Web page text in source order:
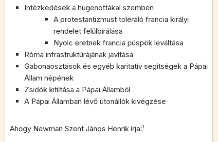
Intézkedések a hugenottákal szemben
A protestantizmust toleráló francia királyi
rendelet felülbírálása
Nyolc eretnek francia püspök leváltása
Róma infrastruktúrájának javítása
Gabonaosztások és egyéb karitatív segítségek a Pápai
Állam népének
Zsidók kitiltása a Pápai Államból
A Pápai Államban lévő útonállók kivégzése
Ahogy Newman Szent János Henrik írja:1